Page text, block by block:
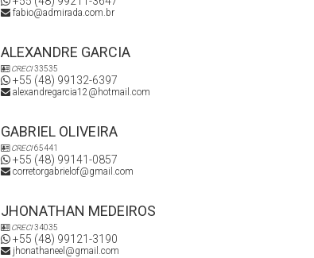
fabio@admirada.com.br
ALEXANDRE GARCIA
CRECI33535
+55 (48) 99132-6397
alexandregarcia12@hotmail.com
GABRIEL OLIVEIRA
CRECI65441
+55 (48) 99141-0857
corretorgabrielof@gmail.com
JHONATHAN MEDEIROS
CRECI34035
+55 (48) 99121-3190
jhonathaneel@gmail.com